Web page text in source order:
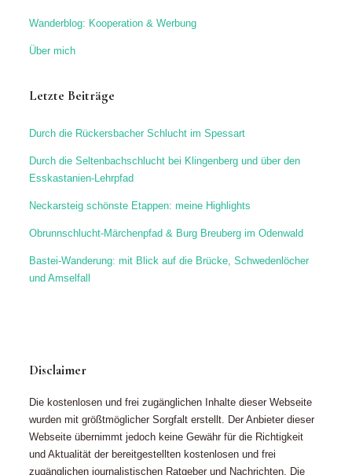
Wanderblog: Kooperation & Werbung
Über mich
Letzte Beiträge
Durch die Rückersbacher Schlucht im Spessart
Durch die Seltenbachschlucht bei Klingenberg und über den
Esskastanien-Lehrpfad
Neckarsteig schönste Etappen: meine Highlights
Obrunnschlucht-Märchenpfad & Burg Breuberg im Odenwald
Bastei-Wanderung: mit Blick auf die Brücke, Schwedenlöcher
und Amselfall
Disclaimer
Die kostenlosen und frei zugänglichen Inhalte dieser Webseite
wurden mit größtmöglicher Sorgfalt erstellt. Der Anbieter dieser
Webseite übernimmt jedoch keine Gewähr für die Richtigkeit
und Aktualität der bereitgestellten kostenlosen und frei
zugänglichen journalistischen Ratgeber und Nachrichten. Die